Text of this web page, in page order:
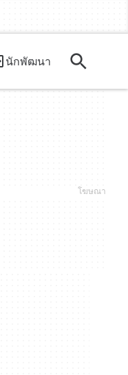
นักพัฒนา